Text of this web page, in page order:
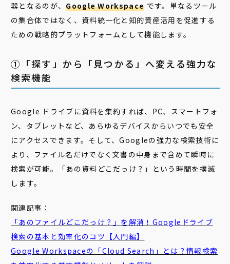
器となるのが、Google Workspace です。単なるツール
の集合体ではなく、資料統一化と知的資産活用を促進する
ための戦略的プラットフォームとして機能します。
①「探す」から「見つかる」へ変える強力な
検索機能
Google ドライブに資料を集約すれば、PC、スマートフォ
ン、タブレットなど、あらゆるデバイスからいつでも安全
にアクセスできます。そして、Googleの強力な検索技術に
より、ファイル名だけでなく文書の中身まで含めて瞬時に
検索が可能。「あの資料どこだっけ？」という時間を撲滅
します。
関連記事：
「あのファイルどこだっけ？」を解消！Googleドライブ
検索の基本と効率化のコツ【入門編】
Google Workspaceの「Cloud Search」とは？情報検索